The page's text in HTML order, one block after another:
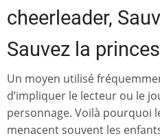
cheerleader,
Sauvez la
Un moyen utilisé
d’impliquer le lecteur ou le
personnage. Voilà pourquoi
menacent souvent les